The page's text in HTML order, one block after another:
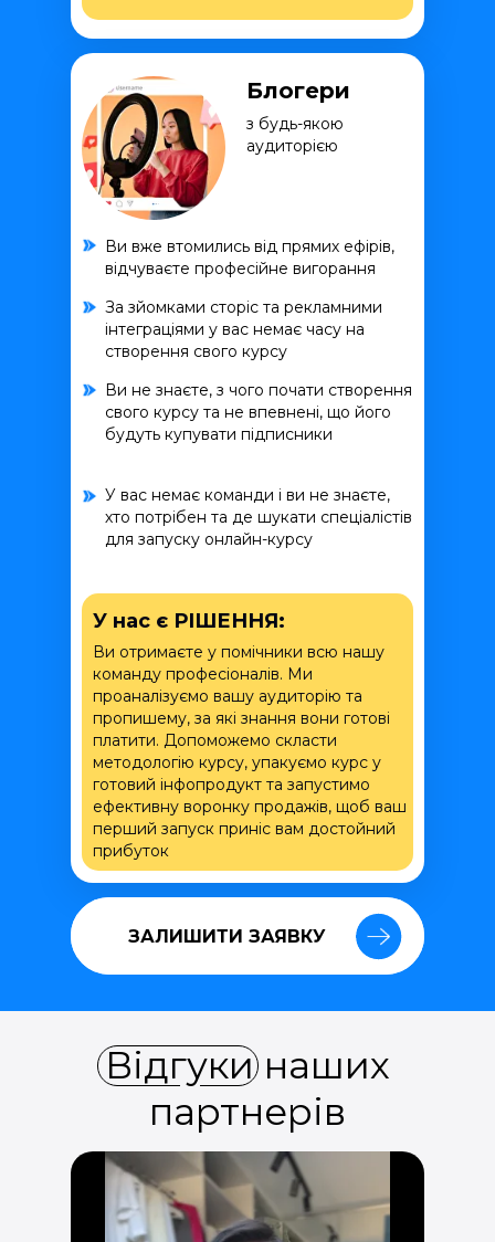
Блогери
з будь-якою
аудиторією
У нас є РІШЕННЯ:
Ви отримаєте у помічники всю нашу
команду професіоналів. Ми
проаналізуємо вашу аудиторію та
пропишему, за які знання вони готові
платити. Допоможемо скласти
методологію курсу, упакуємо курс у
готовий інфопродукт та запустимо
ефективну воронку продажів, щоб ваш
перший запуск приніс вам достойний
прибуток
Ви вже втомились від прямих ефірів,
відчуваєте професійне вигорання
За зйомками сторіс та рекламними
інтеграціями у вас немає часу на
створення свого курсу
Ви не знаєте, з чого почати створення
свого курсу та не впевнені, що його
будуть купувати підписники
У вас немає команди і ви не знаєте,
хто потрібен та де шукати спеціалістів
для запуску онлайн-курсу
ЗАЛИШИТИ ЗАЯВКУ
ЗАЛИШИТИ ЗАЯВКУ
Відгуки наших
партнерів